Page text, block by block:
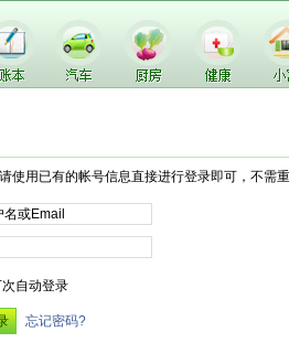
使用已有的帐号信息直接进行登录即可，不需
自动登录
忘记密码?